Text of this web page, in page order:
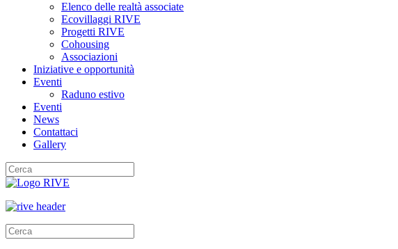
Elenco delle realtà associate
Ecovillaggi RIVE
Progetti RIVE
Cohousing
Associazioni
Iniziative e opportunità
Eventi
Raduno estivo
Eventi
News
Contattaci
Gallery